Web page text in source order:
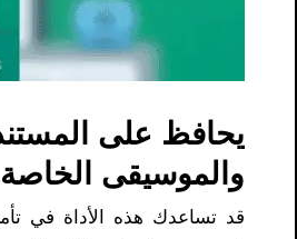
يحافظ على
والموسيقى الخاصة
قد تساعدك هذه الأداة في